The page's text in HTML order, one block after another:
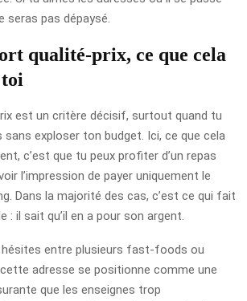
seras pas dépaysé.
qualité-prix, ce que cela
est un critère décisif, surtout quand tu
sans exploser ton budget. Ici, ce que cela
c’est que tu peux profiter d’un repas
l’impression de payer uniquement le
Dans la majorité des cas, c’est ce qui fait
: il sait qu’il en a pour son argent.
entre plusieurs fast-foods ou
adresse se positionne comme une
que les enseignes trop